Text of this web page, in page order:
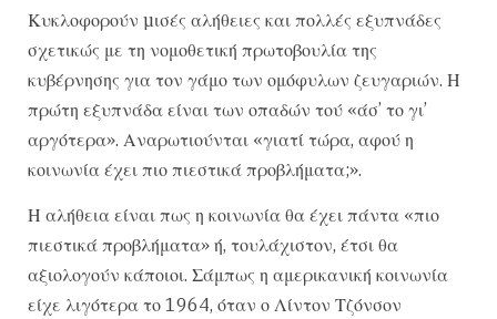
Κυκλοφορούν µισές αλήθειες και πολλές εξυπνάδες
σχετικώς με τη νομοθετική πρωτοβουλία της
κυβέρνησης για τον γάμο των ομόφυλων ζευγαριών. Η
πρώτη εξυπνάδα είναι των οπαδών τού «άσ’ το γι’
αργότερα». Αναρωτιούνται «γιατί τώρα, αφού η
κοινωνία έχει πιο πιεστικά προβλήματα;».
Η αλήθεια είναι πως η κοινωνία θα έχει πάντα «πιο
πιεστικά προβλήματα» ή, τουλάχιστον, έτσι θα
αξιολογούν κάποιοι. Σάμπως η αμερικανική κοινωνία
είχε λιγότερα το 1964, όταν ο Λίντον Τζόνσον